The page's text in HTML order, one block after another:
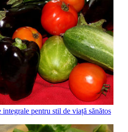
pentru stil de viață sănătos